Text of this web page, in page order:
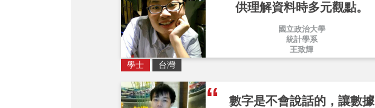
供理解資料時多元觀點。
國立政治大學
統計學系
王致輝
學士 台灣
數字是不會說話的，讓數據